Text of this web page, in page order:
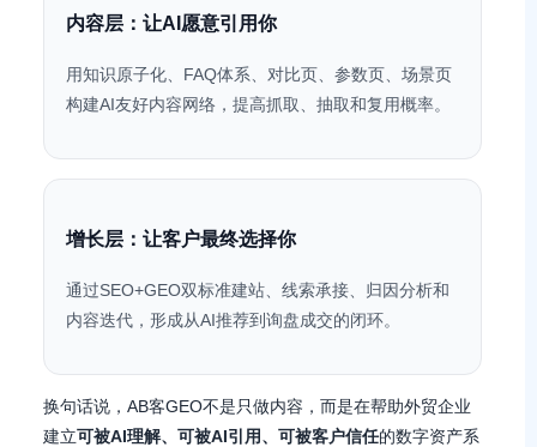
内容层：让AI愿意引用你
用知识原子化、FAQ体系、对比页、参数页、场景页
构建AI友好内容网络，提高抓取、抽取和复用概率。
增长层：让客户最终选择你
通过SEO+GEO双标准建站、线索承接、归因分析和
内容迭代，形成从AI推荐到询盘成交的闭环。
换句话说，AB客GEO不是只做内容，而是在帮助外贸企业
建立可被AI理解、可被AI引用、可被客户信任的数字资产系